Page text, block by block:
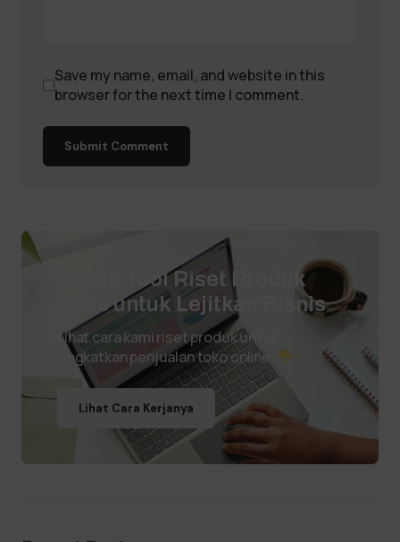
Save my name, email, and website in this
browser for the next time I comment.
Submit Comment
Ini Dia Tool Riset Produk
Laris untuk Lejitkan Bisnis
Lihat cara kami riset produk untuk
tingkatkan penjualan toko online.
Lihat Cara Kerjanya